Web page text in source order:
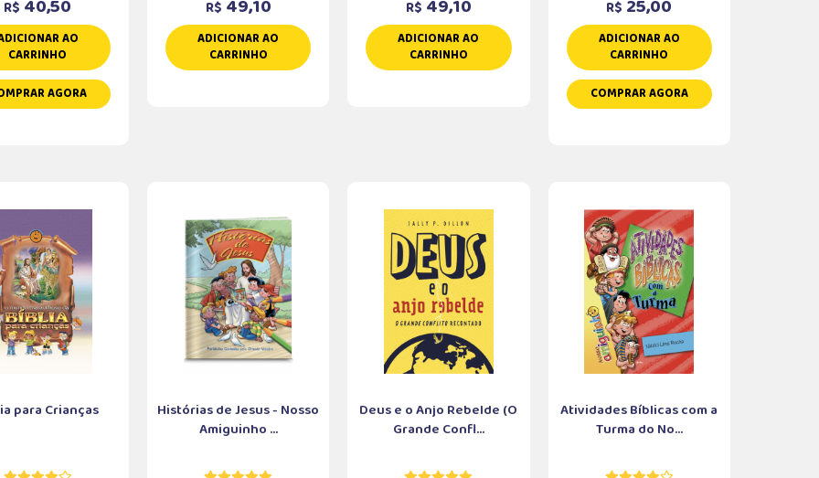
R$ 40,50
AO
CARRINHO
AGORA
R$ 49,10
ADICIONAR AO
CARRINHO
R$ 49,10
ADICIONAR AO
CARRINHO
R$ 25,00
ADICIONAR AO
CARRINHO
COMPRAR AGORA
para Crianças
Histórias de Jesus - Nosso
Amiguinho ...
Deus e o Anjo Rebelde (O
Grande Confl...
Atividades Bíblicas com a
Turma do No...